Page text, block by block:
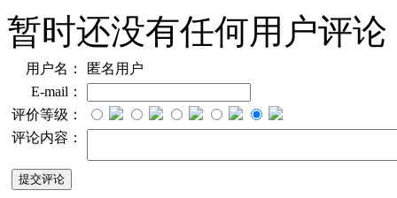
暂时还没有任何用户评论
用户名：
匿名用户
E-mail：
评价等级：
评论内容：